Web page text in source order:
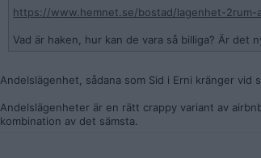
https://www.hemnet.se/bostad/lagenhet-2rum-
Vad är haken, hur kan de vara så billiga? Är det
Andelslägenhet, sådana som Sid i Erni kränger vid
Andelslägenheter är en rätt crappy variant av
kombination av det sämsta.